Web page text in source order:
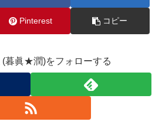
Pinterest コピー
(暮眞★潤)をフォローする